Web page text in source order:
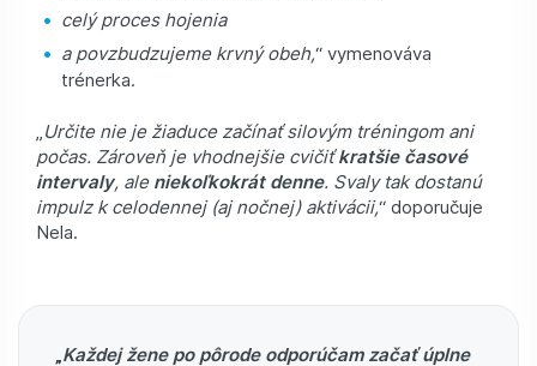
celý proces hojenia
a povzbudzujeme krvný obeh,“ vymenováva
trénerka.
„Určite nie je žiaduce začínať silovým tréningom ani
počas. Zároveň je vhodnejšie cvičiťkratšie časové
intervaly, ale niekoľkokrát denne. Svaly tak dostanú
impulz k celodennej (aj nočnej) aktivácii,“ doporučuje
Nela.
„Každej žene po pôrode odporúčam začať úplne